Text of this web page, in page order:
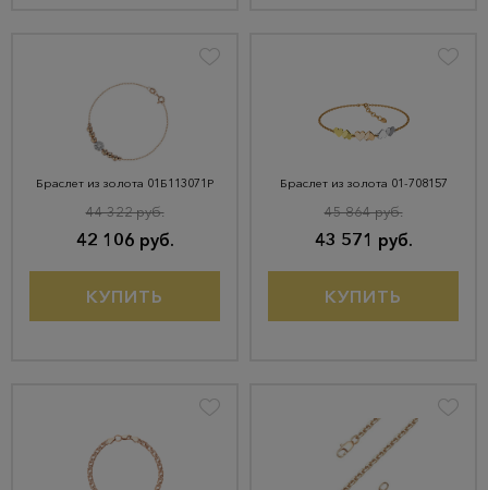
Браслет из золота 01Б113071Р
42 106 руб.
44 322 руб.
КУПИТЬ
Браслет из золота 01-708157
43 571 руб.
45 864 руб.
КУПИТЬ